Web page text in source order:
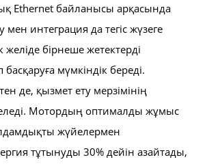
Ethernet байланысы арқасында
интеграция да тегіс жүзеге
желіде бірнеше жетектерді
мүмкіндік береді.
де, қызмет ету мерзімінің
Мотордың оптималды жұмыс
жүйелермен
тұтынуды 30% дейін азайтады,